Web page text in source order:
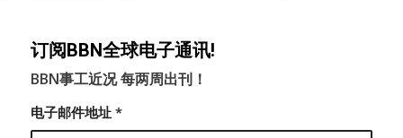
订阅BBN全球电子通讯!
BBN事工近况 每两周出刊！
电子邮件地址 *